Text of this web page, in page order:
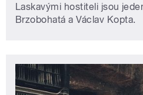
Laskavými hostiteli jsou
Brzobohatá a Václav Kopta.